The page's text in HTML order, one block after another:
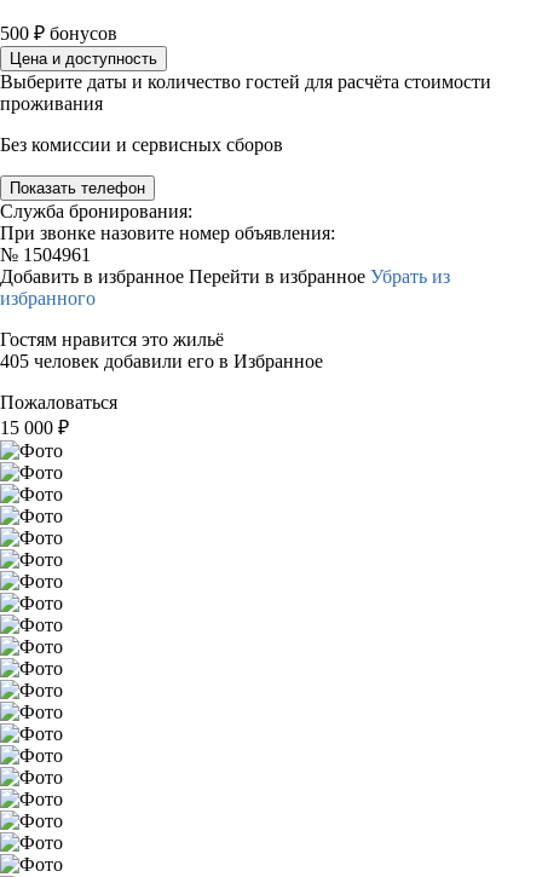
500 ₽ бонусов
Цена и доступность
Выберите даты и количество гостей для расчёта стоимости
проживания
Без комиссии и сервисных сборов
Показать телефон
Служба бронирования:
При звонке назовите номер объявления:
№ 1504961
Добавить в избранное Перейти в избранное Убрать из
избранного
Гостям нравится это жильё
405 человек добавили его в Избранное
Пожаловаться
15 000 ₽